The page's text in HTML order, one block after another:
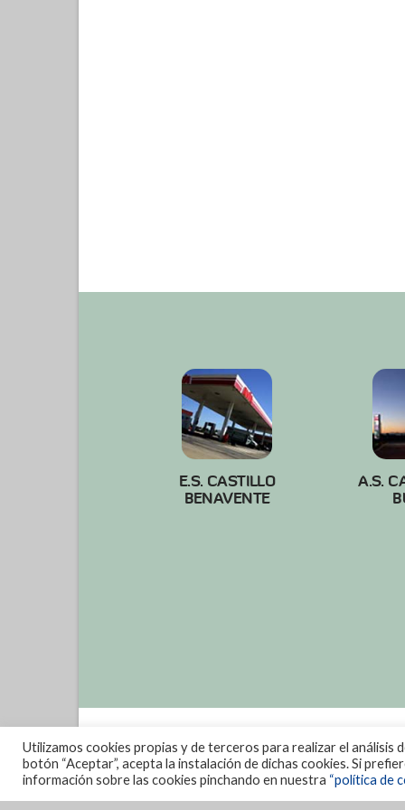
E.S. CASTILLO
BENAVENTE
A.S.
Utilizamos cookies propias y de terceros para realizar el análisis
botón “Aceptar”, acepta la instalación de dichas cookies. Si
información sobre las cookies pinchando en nuestra “política de